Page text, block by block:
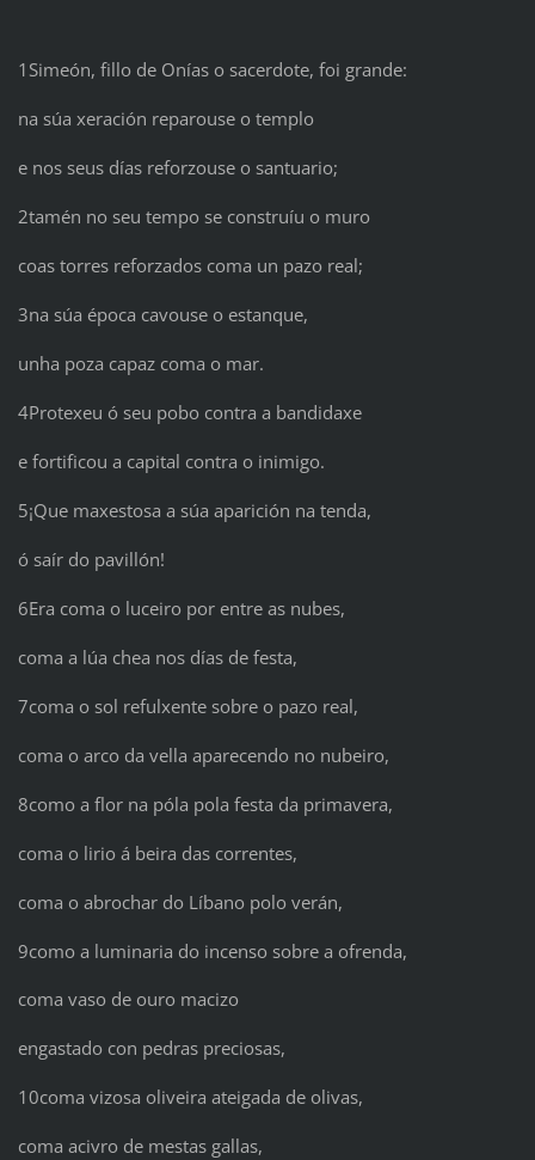
1Simeón, fillo de Onías o sacerdote, foi grande:
na súa xeración reparouse o templo
e nos seus días reforzouse o santuario;
2tamén no seu tempo se construíu o muro
coas torres reforzados coma un pazo real;
3na súa época cavouse o estanque,
unha poza capaz coma o mar.
4Protexeu ó seu pobo contra a bandidaxe
e fortificou a capital contra o inimigo.
5¡Que maxestosa a súa aparición na tenda,
ó saír do pavillón!
6Era coma o luceiro por entre as nubes,
coma a lúa chea nos días de festa,
7coma o sol refulxente sobre o pazo real,
coma o arco da vella aparecendo no nubeiro,
8como a flor na póla pola festa da primavera,
coma o lirio á beira das correntes,
coma o abrochar do Líbano polo verán,
9como a luminaria do incenso sobre a ofrenda,
coma vaso de ouro macizo
engastado con pedras preciosas,
10coma vizosa oliveira ateigada de olivas,
coma acivro de mestas gallas,